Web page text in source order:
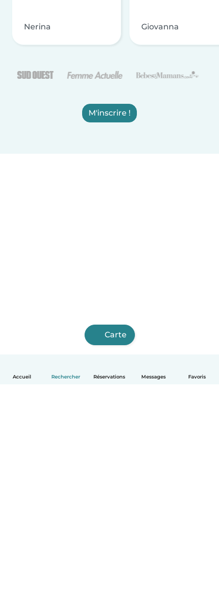
Accueil Rechercher Réservations Messages Favoris
Nerina Giovanna
M'inscrire !
Carte